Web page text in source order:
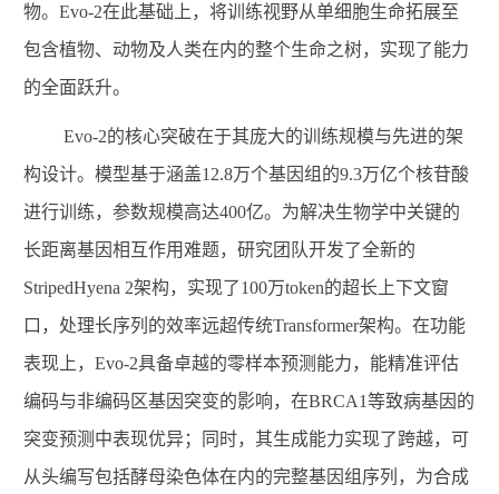
物。 Evo-2在此基础上，将训练视野从单细胞生命拓展至
包含植物、动物及人类在内的整个生命之树，实现了能力
的全面跃升。
Evo-2的核心突破在于其庞大的训练规模与先进的架
构设计。模型基于涵盖12.8万个基因组的9.3万亿个核苷酸
进行训练，参数规模高达400亿。为解决生物学中关键的
长距离基因相互作用难题，研究团队开发了全新的
StripedHyena 2架构，实现了100万token的超长上下文窗
口，处理长序列的效率远超传统Transformer架构。在功能
表现上， Evo-2具备卓越的零样本预测能力，能精准评估
编码与非编码区基因突变的影响，在BRCA1等致病基因的
突变预测中表现优异；同时，其生成能力实现了跨越，可
从头编写包括酵母染色体在内的完整基因组序列，为合成